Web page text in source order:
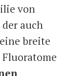
von
auch
breite